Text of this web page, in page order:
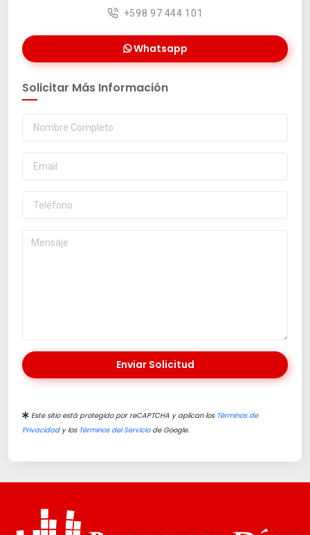
+598 97 444 101
Whatsapp
Solicitar Más Información
Enviar Solicitud
Este sitio está protegido por reCAPTCHA y aplican los Términos de
Privacidady los Términos del Serviciode Google.